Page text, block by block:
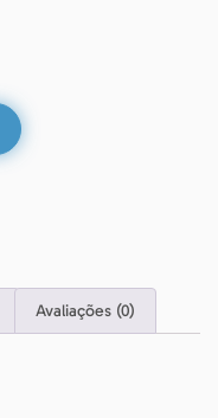
Avaliações (0)